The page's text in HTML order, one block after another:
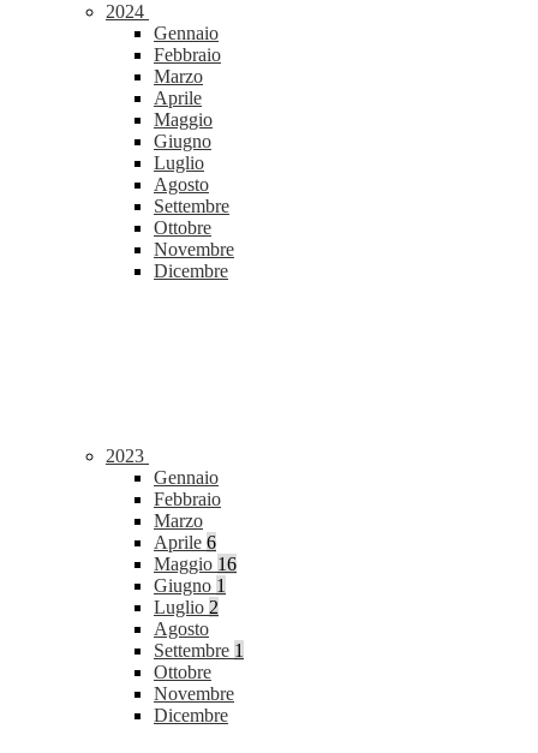
2024
Gennaio
Febbraio
Marzo
Aprile
Maggio
Giugno
Luglio
Agosto
Settembre
Ottobre
Novembre
Dicembre
2023
Gennaio
Febbraio
Marzo
Aprile 6
Maggio 16
Giugno 1
Luglio 2
Agosto
Settembre 1
Ottobre
Novembre
Dicembre